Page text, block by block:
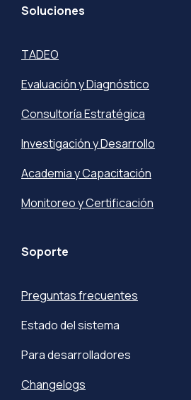
Soluciones
TADEO
Evaluación y Diagnóstico
Consultoría Estratégica
Investigación y Desarrollo
Academia y Capacitación
Monitoreo y Certificación
Soporte
Preguntas frecuentes
Estado del sistema
Para desarrolladores
Changelogs